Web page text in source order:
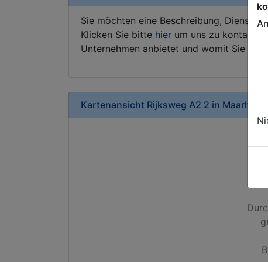
Sie möchten eine Beschreibung,
Klicken Sie bitte hier um uns zu
Unternehmen anbietet und womit Sie
Kartenansicht Rijksweg A2 2 in Maarheeze